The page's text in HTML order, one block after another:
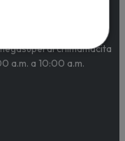
al Cole’ con sus
a.m. a 10:00 a.m.